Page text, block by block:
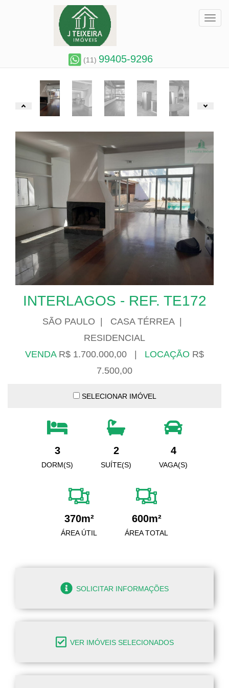
(11) 99405-9296
INTERLAGOS - REF. TE172
SÃO PAULO | CASA TÉRREA |
RESIDENCIAL
VENDAR$ 1.700.000,00 | LOCAÇÃO R$
7.500,00
SELECIONAR IMÓVEL
3
DORM(S)
2
SUÍTE(S)
4
VAGA(S)
370m²
ÁREA ÚTIL
600m²
ÁREA TOTAL
SOLICITAR INFORMAÇÕES
VER IMÓVEIS SELECIONADOS